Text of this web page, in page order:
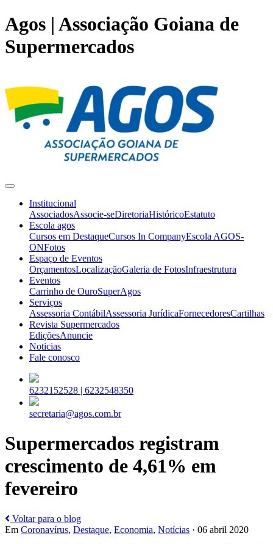
Agos | Associação Goiana de
Supermercados
Institucional
AssociadosAssocie-seDiretoriaHistóricoEstatuto
Escola agos
Cursos em DestaqueCursos In CompanyEscola AGOS-
ONFotos
Espaço de Eventos
OrçamentosLocalizaçãoGaleria de FotosInfraestrutura
Eventos
Carrinho de OuroSuperAgos
Serviços
Assessoria ContábilAssessoria JurídicaFornecedoresCartilhas
Revista Supermercados
EdiçõesAnuncie
Noticias
Fale conosco
6232152528 | 6232548350
secretaria@agos.com.br
Supermercados registram
crescimento de 4,61% em
fevereiro
Voltar para o blog
Em Coronavírus, Destaque, Economia, Notícias · 06 abril 2020